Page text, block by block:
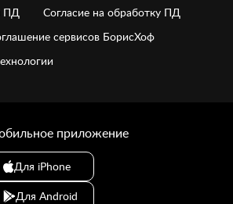
ПД
Согласие на обработку ПД
сервисов БорисХоф
приложение
Для iPhone
Для Android